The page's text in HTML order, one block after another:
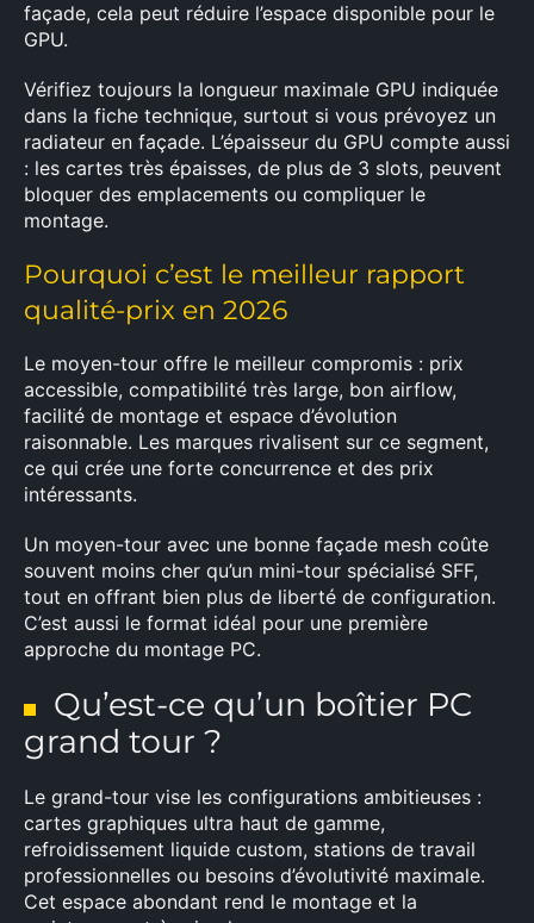
façade, cela peut réduire l’espace disponible pour le
GPU.
Vérifiez toujours la longueur maximale GPU indiquée
dans la fiche technique, surtout si vous prévoyez un
radiateur en façade. L’épaisseur du GPU compte aussi
: les cartes très épaisses, de plus de 3 slots, peuvent
bloquer des emplacements ou compliquer le
montage.
Pourquoi c’est le meilleur rapport
qualité-prix en 2026
Le moyen-tour offre le meilleur compromis : prix
accessible, compatibilité très large, bon airflow,
facilité de montage et espace d’évolution
raisonnable. Les marques rivalisent sur ce segment,
ce qui crée une forte concurrence et des prix
intéressants.
Un moyen-tour avec une bonne façade mesh coûte
souvent moins cher qu’un mini-tour spécialisé SFF,
tout en offrant bien plus de liberté de configuration.
C’est aussi le format idéal pour une première
approche du montage PC.
Qu’est-ce qu’un boîtier PC
grand tour ?
Le grand-tour vise les configurations ambitieuses :
cartes graphiques ultra haut de gamme,
refroidissement liquide custom, stations de travail
professionnelles ou besoins d’évolutivité maximale.
Cet espace abondant rend le montage et la